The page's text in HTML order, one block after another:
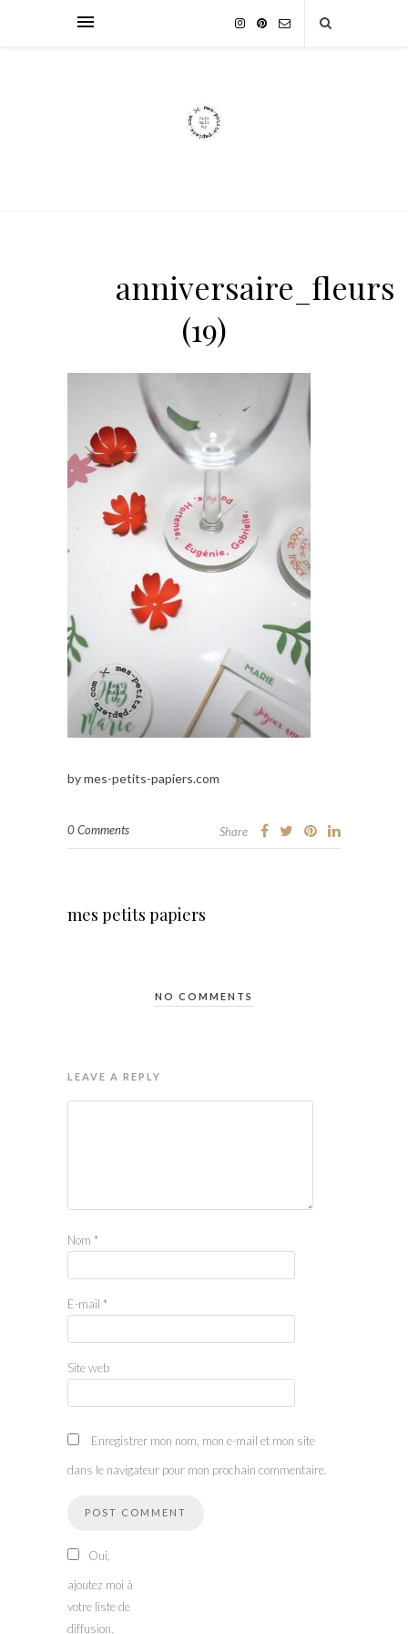
anniversaire_fleurs
(19)
by mes-petits-papiers.com
0 Comments Share
mes petits papiers
NO COMMENTS
LEAVE A REPLY
Nom *
E-mail *
Site web
Enregistrer mon nom, mon e-mail et mon site
dans le navigateur pour mon prochain commentaire.
Oui,
ajoutez moi à
votre liste de
diffusion.